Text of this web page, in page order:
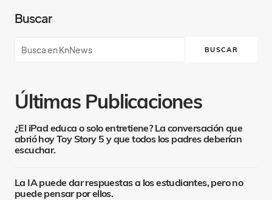
Buscar
BUSCAR
Últimas Publicaciones
¿El iPad educa o solo entretiene? La conversación que
abrió hoy Toy Story 5 y que todos los padres deberían
escuchar.
La IA puede dar respuestas a los estudiantes, pero no
puede pensar por ellos.